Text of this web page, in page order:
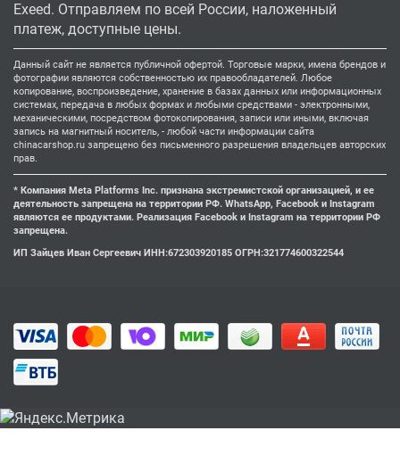
Exeed. Отправляем по всей России, наложенный
платеж, доступные цены.
Данный сайт не является публичной офертой. Торговые марки, имена брендов и
фотографии являются собственностью их правообладателей. Любое
копирование, воспроизведение, хранение в базах данных или информационных
системах, передача в любых формах и любыми средствами - электронными,
механическими, посредством фотокопирования, записи или иными, включая
запись на магнитный носитель, - любой части информации сайта
chinacarshop.ru запрещено без письменного разрешения владельцев авторских
прав.
* Компания Meta Platforms Inc. признана экстремистской организацией, и ее
деятельность запрещена на территории РФ. WhatsApp, Facebook и Instagram
являются ее продуктами. Реализация Facebook и Instagram на территории РФ
запрещена.
ИП Зайцев Иван Сергеевич ИНН:672303920185 ОГРН:321774600322544